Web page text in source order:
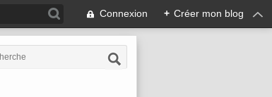
Connexion + Créer mon blog